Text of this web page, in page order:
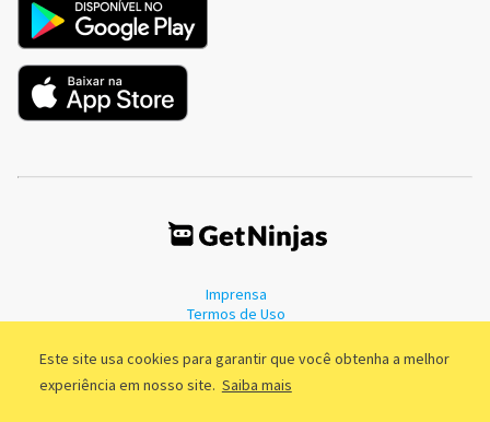
Este site usa cookies para garantir que você obtenha a melhor
experiência em nosso site. Saiba mais
Imprensa
Termos de Uso